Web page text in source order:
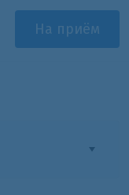
На приём